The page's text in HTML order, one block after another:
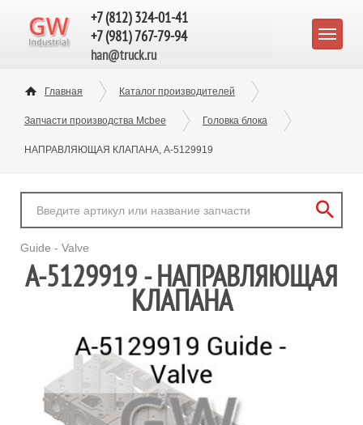
+7 (812) 324-01-41
+7 (981) 767-79-94
han@truck.ru
Главная Каталог производителей
Запчасти производства Mcbee Головка блока
НАПРАВЛЯЮЩАЯ КЛАПАНА, A-5129919
Guide - Valve
A-5129919 - НАПРАВЛЯЮЩАЯ
КЛАПАНА